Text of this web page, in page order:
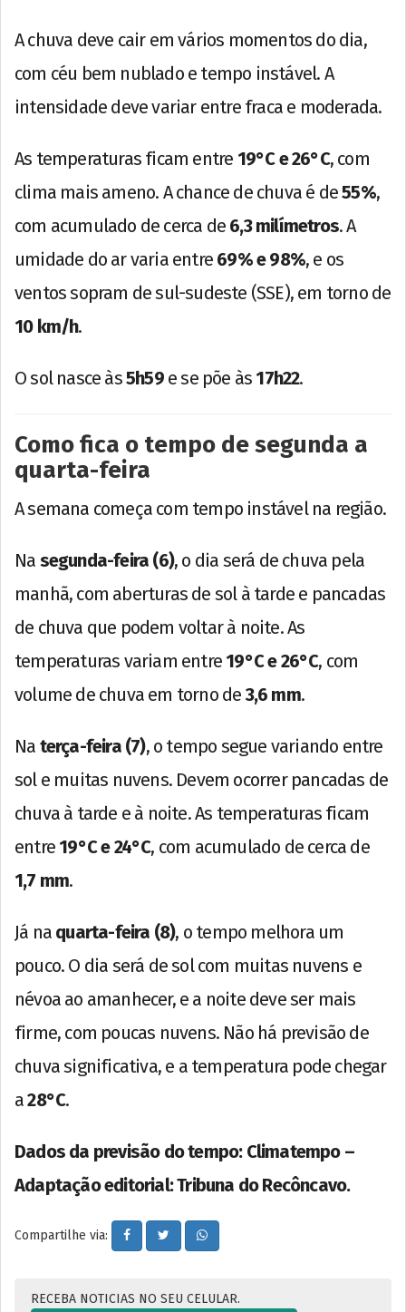
A chuva deve cair em vários momentos do dia,
com céu bem nublado e tempo instável. A
intensidade deve variar entre fraca e moderada.
As temperaturas ficam entre 19°C e 26°C, com
clima mais ameno. A chance de chuva é de55%,
com acumulado de cerca de 6,3 milímetros. A
umidade do ar varia entre 69% e 98%, e os
ventos sopram de sul-sudeste (SSE), em torno de
10 km/h.
O sol nasce às5h59e se põe às 17h22.
Como fica o tempo de segunda a
quarta-feira
A semana começa com tempo instável na região.
Na segunda-feira (6), o dia será de chuva pela
manhã, com aberturas de sol à tarde e pancadas
de chuva que podem voltar à noite. As
temperaturas variam entre 19°C e 26°C, com
volume de chuva em torno de 3,6 mm.
Na terça-feira (7), o tempo segue variando entre
sol e muitas nuvens. Devem ocorrer pancadas de
chuva à tarde e à noite. As temperaturas ficam
entre 19°C e 24°C, com acumulado de cerca de
1,7 mm.
Já na quarta-feira (8), o tempo melhora um
pouco. O dia será de sol com muitas nuvens e
névoa ao amanhecer, e a noite deve ser mais
firme, com poucas nuvens. Não há previsão de
chuva significativa, e a temperatura pode chegar
a28°C.
Dados da previsão do tempo: Climatempo –
Adaptação editorial: Tribuna do Recôncavo.
Compartilhe via:
RECEBA NOTICIAS NO SEU CELULAR.